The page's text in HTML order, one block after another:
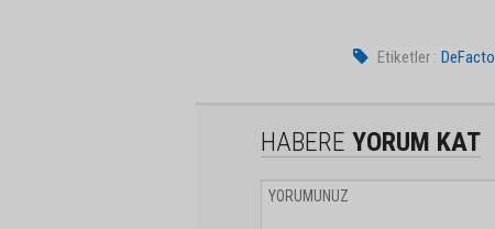
Etiketler : DeFacto
HABERE YORUM KAT